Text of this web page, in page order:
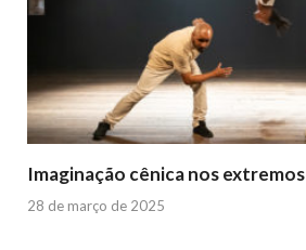
Imaginação cênica nos
28 de março de 2025